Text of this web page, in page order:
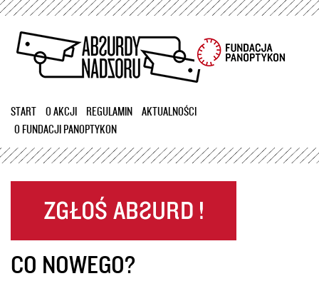
Przejdź
treści
START O AKCJI REGULAMIN
AKTUALNOŚCI
O FUNDACJI PANOPTYKON
CO NOWEGO?